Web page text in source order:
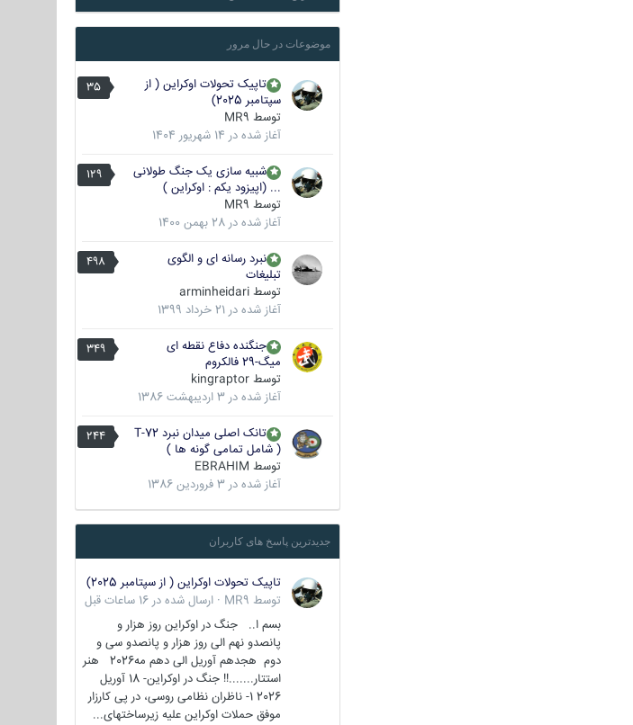
موضوعات در حال مرور
35
تاپیک تحولات اوکراین ( از
سپتامبر 2025)
توسط MR9
آغاز شده در 14 شهریور 1404
129
شبیه سازی یک جنگ طولانی
... (اپیزود یکم : اوکراین )
توسط MR9
آغاز شده در 28 بهمن 1400
498
نبرد رسانه ای و الگوی
تبلیغات
توسط arminheidari
آغاز شده در 21 خرداد 1399
349
جنگنده دفاع نقطه ای
میگ-29 فالکروم
توسط kingraptor
آغاز شده در 3 اردیبهشت 1386
244
تانک اصلی میدان نبرد T-72
( شامل تمامی گونه ها )
توسط EBRAHIM
آغاز شده در 3 فروردین 1386
جدیدترین پاسخ های کاربران
تاپیک تحولات اوکراین ( از سپتامبر 2025)
توسط MR9
· ارسال شده در 16 ساعات قبل
بسم ا.. جنگ در اوکراین روز هزار و
پانصدو نهم الی روز هزار و پانصدو سی و
دوم هجدهم آوریل الی دهم مه2026 هنر
استتار.......!! جنگ در اوکراین- 18 آوریل
2026 1- ناظران نظامی روسی، در پی کارزار
موفق حملات اوکراین علیه زیرساختهای...